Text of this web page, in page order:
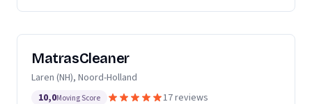
MatrasCleaner
Laren (NH), Noord-Holland
10,0Moving Score 17 reviews